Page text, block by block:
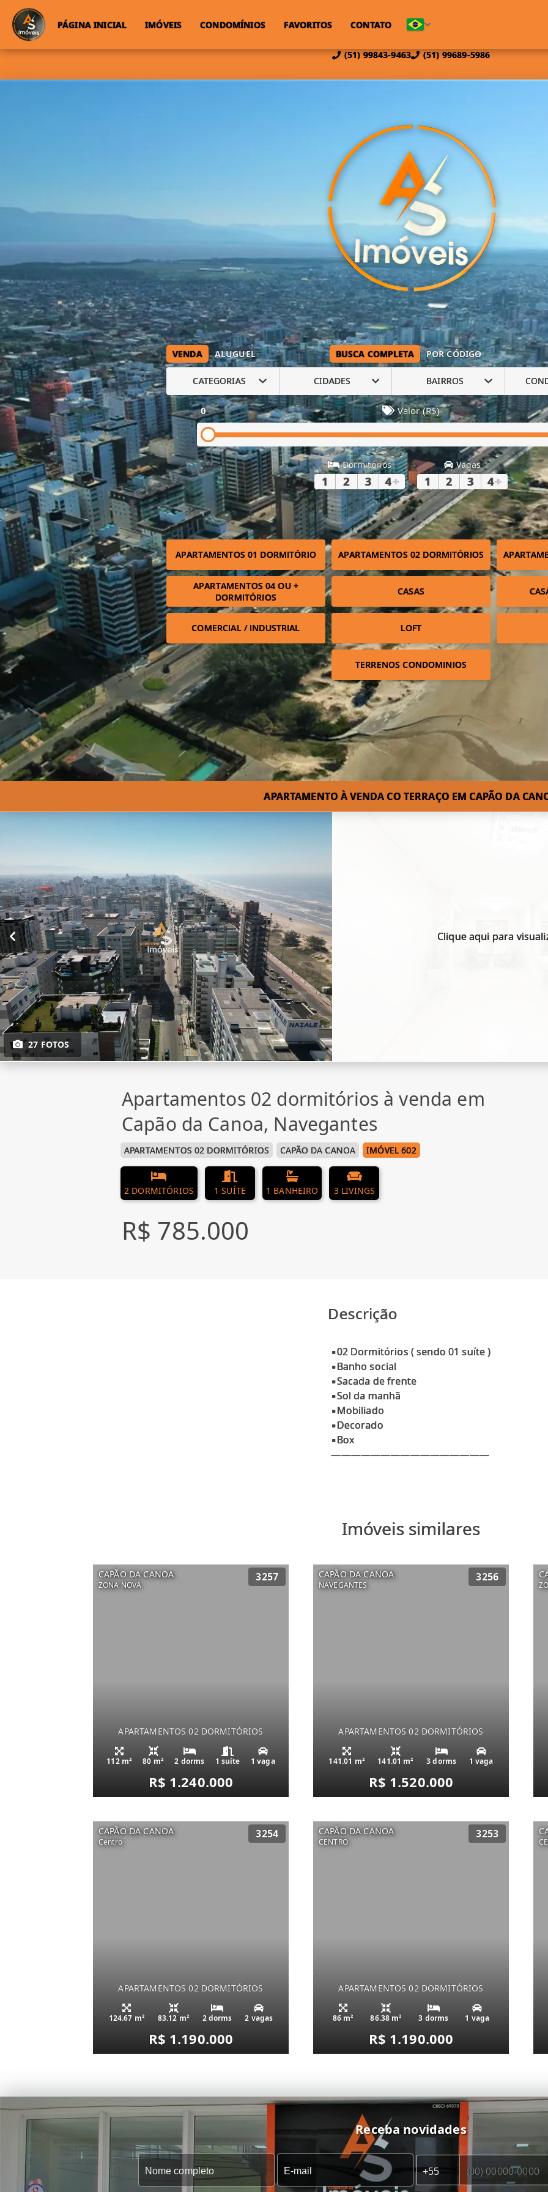
(51) 99843-9463 (51) 99689-5986
PÁGINA INICIAL IMÓVEIS CONDOMÍNIOS FAVORITOS CONTATO
VENDA ALUGUEL BUSCA COMPLETA POR CÓDIGO
CATEGORIAS CIDADES BAIRROS
0 Valor (R$)
Dormitórios
1 2 3 4+
Vagas
1 2 3 4+
APARTAMENTOS 01 DORMITÓRIO APARTAMENTOS 02 DORMITÓRIOS
APARTAMENTOS 04 OU +
DORMITÓRIOS
CASAS
COMERCIAL / INDUSTRIAL LOFT
TERRENOS CONDOMINIOS
APARTAMENTO À VENDA CO TERRAÇO EM CAPÃO DA
27 FOTOS
Clique aqui para
Apartamentos 02 dormitórios à venda em
Capão da Canoa, Navegantes
APARTAMENTOS 02 DORMITÓRIOS CAPÃO DA CANOA IMÓVEL 602
2 DORMITÓRIOS 1 SUÍTE 1 BANHEIRO 3 LIVINGS
R$ 785.000
Descrição
▪02 Dormitórios ( sendo 01 suíte )
▪Banho social
▪Sacada de frente
▪Sol da manhã
▪Mobiliado
▪Decorado
▪Box
————————————————
Imóveis similares
CAPÃO DA CANOA
ZONA NOVA
3257
APARTAMENTOS 02 DORMITÓRIOS
112 m² 80 m² 2 dorms 1 suíte 1 vaga
R$ 1.240.000
CAPÃO DA CANOA
NAVEGANTES
3256
APARTAMENTOS 02 DORMITÓRIOS
141.01 m² 141.01 m² 3 dorms 1 vaga
R$ 1.520.000
CAPÃO DA CANOA
Centro
3254
APARTAMENTOS 02 DORMITÓRIOS
124.67 m² 83.12 m² 2 dorms 2 vagas
R$ 1.190.000
CAPÃO DA CANOA
CENTRO
3253
APARTAMENTOS 02 DORMITÓRIOS
86 m² 86.38 m² 3 dorms 1 vaga
R$ 1.190.000
Receba novidades